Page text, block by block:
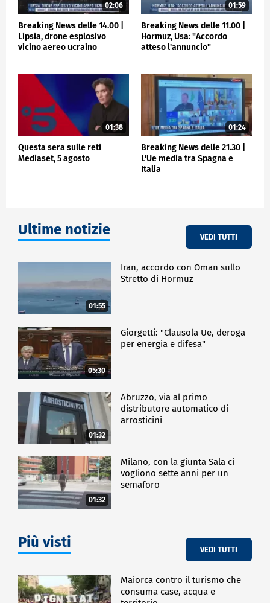
02:06
Breaking News delle 14.00 |
Lipsia, drone esplosivo
vicino aereo ucraino
01:59
Breaking News delle 11.00 |
Hormuz, Usa: "Accordo
atteso l'annuncio"
01:38
Questa sera sulle reti
Mediaset, 5 agosto
01:24
Breaking News delle 21.30 |
L'Ue media tra Spagna e
Italia
Ultime notizie VEDI TUTTI
01:55
Iran, accordo con Oman sullo
Stretto di Hormuz
05:30
Giorgetti: "Clausola Ue, deroga
per energia e difesa"
01:32
Abruzzo, via al primo
distributore automatico di
arrosticini
01:32
Milano, con la giunta Sala ci
vogliono sette anni per un
semaforo
Più visti VEDI TUTTI
Maiorca contro il turismo che
consuma case, acqua e